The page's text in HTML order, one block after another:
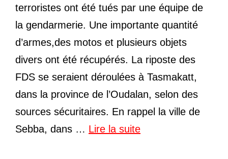
terroristes ont été tués par une équipe de
la gendarmerie. Une importante quantité
d’armes,des motos et plusieurs objets
divers ont été récupérés. La riposte des
FDS se seraient déroulées à Tasmakatt,
dans la province de l’Oudalan, selon des
sources sécuritaires. En rappel la ville de
Sebba, dans … Lire la suite